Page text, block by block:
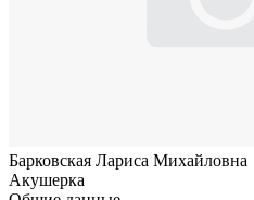
Барковская Лариса Михайловна
Акушерка